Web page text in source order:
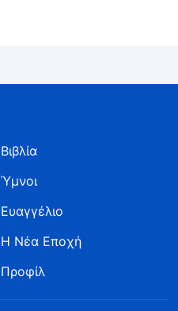
Βιβλία
Ύμνοι
Ευαγγέλιο
Η Νέα Εποχή
Προφίλ